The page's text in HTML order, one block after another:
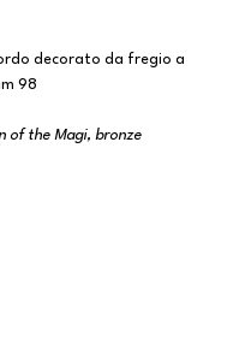
decorato da fregio a
98
of the Magi, bronze